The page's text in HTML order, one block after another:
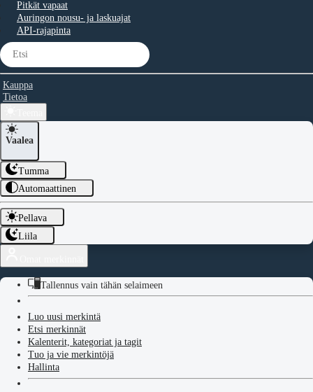
Pitkät vapaat
Auringon nousu- ja laskuajat
API-rajapinta
Kauppa
Tietoa
Vaalea
Tumma
Automaattinen
Pellava
Liila
Tallennus vain tähän selaimeen
Luo uusi merkintä
Etsi merkinnät
Kalenterit, kategoriat ja tagit
Tuo ja vie merkintöjä
Hallinta